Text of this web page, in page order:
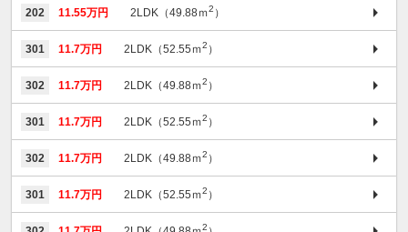
202 11.55万円 2LDK（49.88ｍ2 ）
301 11.7万円 2LDK（52.55ｍ2 ）
302 11.7万円 2LDK（49.88ｍ2 ）
301 11.7万円 2LDK（52.55ｍ2 ）
302 11.7万円 2LDK（49.88ｍ2 ）
301 11.7万円 2LDK（52.55ｍ2 ）
2